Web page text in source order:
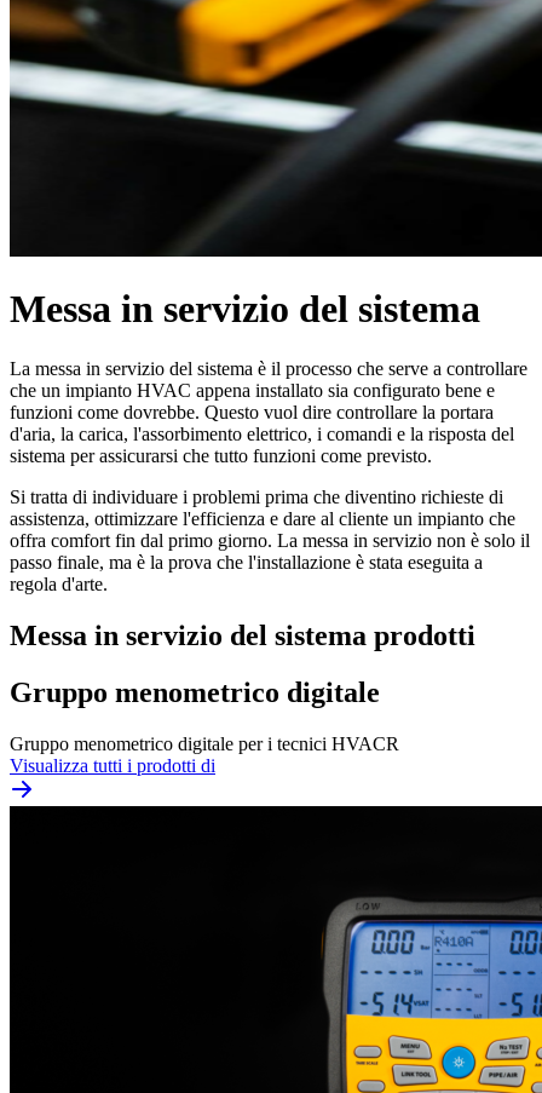
Messa in servizio del sistema
La messa in servizio del sistema è il processo che serve a controllare
che un impianto HVAC appena installato sia configurato bene e
funzioni come dovrebbe. Questo vuol dire controllare la portara
d'aria, la carica, l'assorbimento elettrico, i comandi e la risposta del
sistema per assicurarsi che tutto funzioni come previsto.
Si tratta di individuare i problemi prima che diventino richieste di
assistenza, ottimizzare l'efficienza e dare al cliente un impianto che
offra comfort fin dal primo giorno. La messa in servizio non è solo il
passo finale, ma è la prova che l'installazione è stata eseguita a
regola d'arte.
Messa in servizio del sistema prodotti
Gruppo menometrico digitale
Gruppo menometrico digitale per i tecnici HVACR
Visualizza tutti i prodotti di